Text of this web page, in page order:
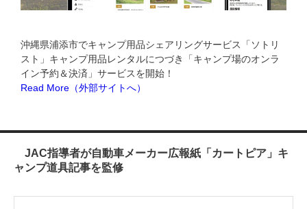
沖縄県浦添市で​キャンプ用品シェアリングサービス「ソトリ
スト」キャンプ用品レンタルにつづき「キャンプ場のオンラ
イン予約＆決済」サービスを開始！
Read More（外部サイトへ）
JAC指導者が自動車メーカー広報紙「カートピア」キ
ャンプ道具記事を監修